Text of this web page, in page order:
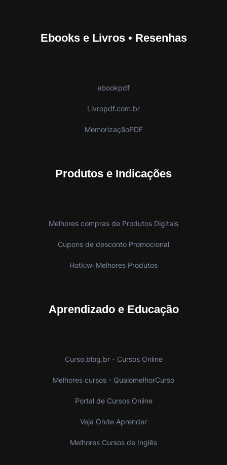
Ebooks e Livros • Resenhas
ebookpdf
Livropdf.com.br
MemorizaçãoPDF
Produtos e Indicações
Melhores compras de Produtos Digitais
Cupons de desconto Promocional
Hotkiwi Melhores Produtos
Aprendizado e Educação
Curso.blog.br - Cursos Online
Melhores cursos - QualomelhorCurso
Portal de Cursos Online
Veja Onde Aprender
Melhores Cursos de Inglês